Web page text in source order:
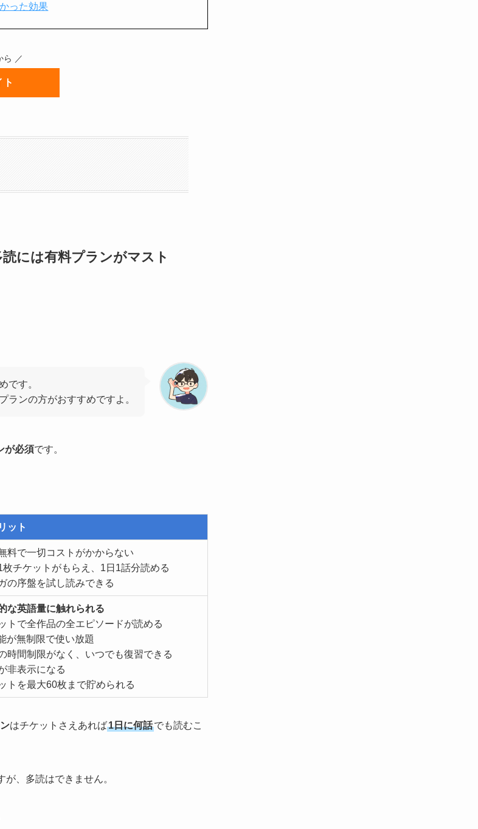
った効果
ら ／
には有料プランがマスト
です。
ランの方がおすすめですよ。
が必須です。
ット
料で一切コストがかからない
枚チケットがもらえ、1日1話分読める
の序盤を試し読みできる
な英語量に触れられる
トで全作品の全エピソードが読める
が無制限で使い放題
時間制限がなく、いつでも復習できる
非表示になる
トを最大60枚まで貯められる
はチケットさえあれば1日に何話でも読むこ
、多読はできません。